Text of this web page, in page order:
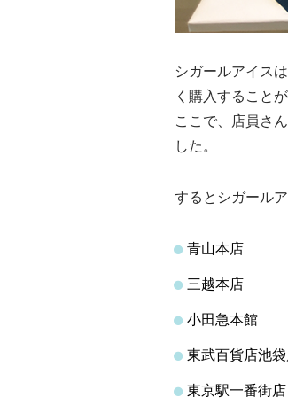
シガールアイス
く購入すること
ここで、店員さ
した。
するとシガール
青山本店
三越本店
小田急本館
東武百貨店池
東京駅一番街店